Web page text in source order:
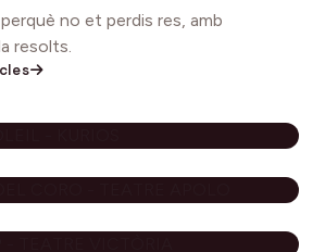
no et perdis res, amb
resolts.
SOLEIL - KURIOS
DEL CORO - TEATRE